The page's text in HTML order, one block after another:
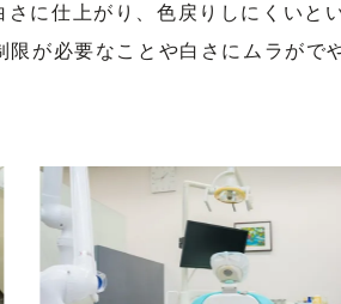
に仕上がり、色戻りしにくいと
が必要なことや白さにムラがで